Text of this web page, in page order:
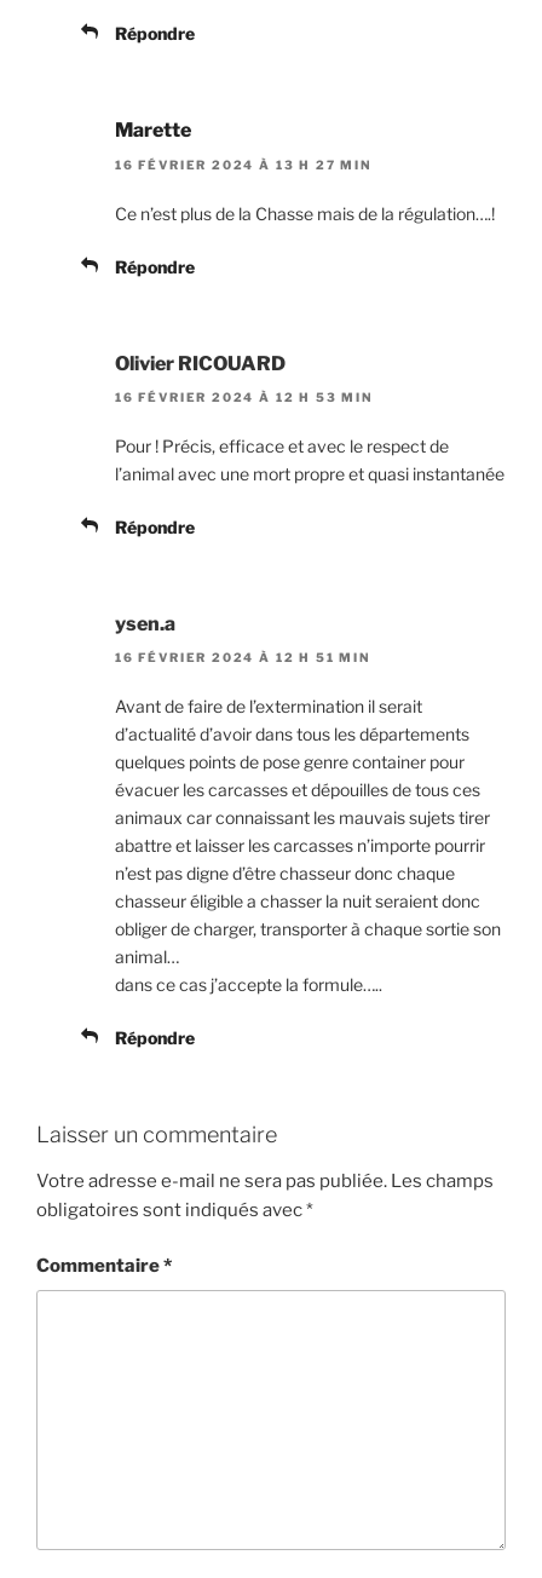
Répondre
Marette
16 FÉVRIER 2024 À 13 H 27 MIN
Ce n’est plus de la Chasse mais de la régulation….!
Répondre
Olivier RICOUARD
16 FÉVRIER 2024 À 12 H 53 MIN
Pour ! Précis, efficace et avec le respect de
l’animal avec une mort propre et quasi instantanée
Répondre
ysen.a
16 FÉVRIER 2024 À 12 H 51 MIN
Avant de faire de l’extermination il serait
d’actualité d’avoir dans tous les départements
quelques points de pose genre container pour
évacuer les carcasses et dépouilles de tous ces
animaux car connaissant les mauvais sujets tirer
abattre et laisser les carcasses n’importe pourrir
n’est pas digne d’être chasseur donc chaque
chasseur éligible a chasser la nuit seraient donc
obliger de charger, transporter à chaque sortie son
animal…
dans ce cas j’accepte la formule…..
Répondre
Laisser un commentaire
Votre adresse e-mail ne sera pas publiée. Les champs
obligatoires sont indiqués avec*
Commentaire*